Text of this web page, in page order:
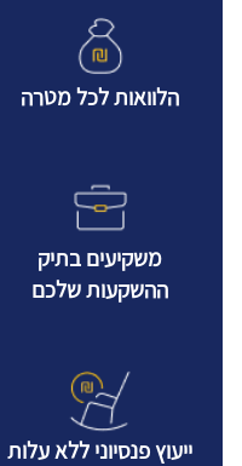
הלוואות לכל מטרה
משקיעים בתיק
ההשקעות שלכם
ייעוץ פנסיוני ללא עלות